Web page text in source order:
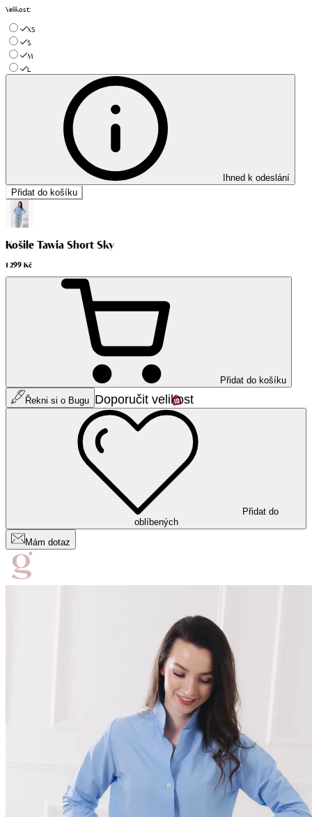
Velikost:
XS
S
M
L
Ihned k odeslání
Přidat do košíku
Košile Tawia Short Sky
1 299 Kč
Přidat do košíku
Řekni si o Bugu Doporučit velikost
Přidat do
oblíbených
Mám dotaz